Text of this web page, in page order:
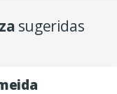
sugeridas